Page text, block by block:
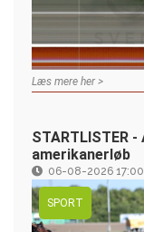
Læs mere her >
STARTLISTER
amerikanerløb
06-08-2026
SPORT